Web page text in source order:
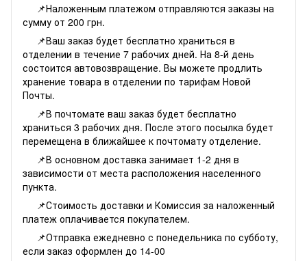
📌Наложенным платежом отправляются заказы на
сумму от 200 грн.
📌Ваш заказ будет бесплатно храниться в
отделении в течение 7 рабочих дней. На 8-й день
состоится автовозвращение. Вы можете продлить
хранение товара в отделении по тарифам Новой
Почты.
📌В почтомате ваш заказ будет бесплатно
храниться 3 рабочих дня. После этого посылка будет
перемещена в ближайшее к почтомату отделение.
📌В основном доставка занимает 1-2 дня в
зависимости от места расположения населенного
пункта.
📌Стоимость доставки и Комиссия за наложенный
платеж оплачивается покупателем.
📌Отправка ежедневно с понедельника по субботу,
если заказ оформлен до 14-00